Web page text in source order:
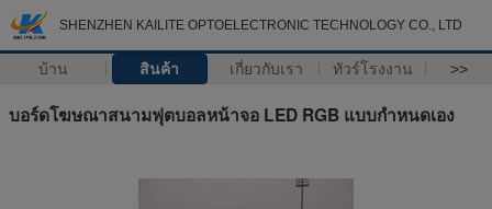
SHENZHEN KAILITE OPTOELECTRONIC TECHNOLOGY CO., LTD
บ้าน สินค้า เกี่ยวกับเรา ทัวร์โรงงาน >>
บอร์ดโฆษณาสนามฟุตบอลหน้าจอ LED RGB แบบกำหนดเอง